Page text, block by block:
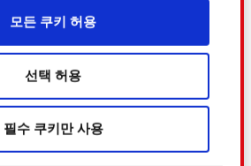
이트를 정상적으로 이용하기 위
환경을 개선하기 위해 사용됩니
미디어를 통해 사용자와 소통
모든 쿠키 허용
선택 허용
필수 쿠키만 사용
는 토론 게시판 또는 서비
한 콘텐츠를 자발적으로
시판 또는 서비스 이용자
신고한 콘텐츠를 바탕으
취할 수 있습니다.